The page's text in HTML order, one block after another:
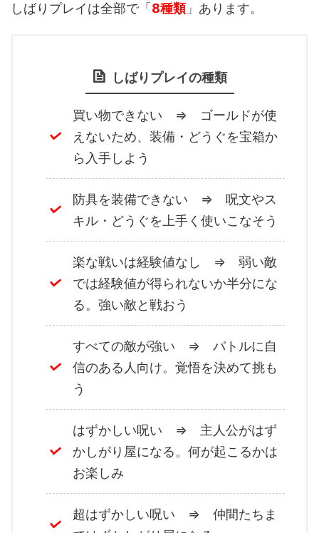
しばりプレイは全部で「 8種類」あります。
しばりプレイの種類
買い物できない ⇒ ゴールドが使
えないため、装備・どうぐを宝箱か
ら入手しよう
防具を装備できない ⇒ 呪文やス
キル・どうぐを上手く使いこなそう
楽な戦いは経験値なし ⇒ 弱い敵
では経験値が得られないか半分にな
る。強い敵と戦おう
すべての敵が強い ⇒ バトルに自
信のある人向け。覚悟を決めて挑も
う
はずかしい呪い ⇒ 主人公がはず
かしがり屋になる。何が起こるかは
お楽しみ
超はずかしい呪い ⇒ 仲間たちま